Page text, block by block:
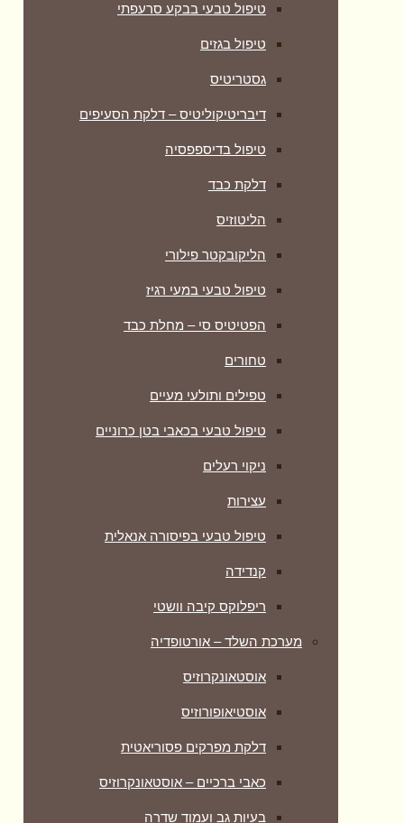
טיפול טבעי בבקע סרעפתי
טיפול בגזים
גסטריטיס
דיבריטיקוליטיס – דלקת הסעיפים
טיפול בדיספפסיה
דלקת כבד
הליטוזיס
הליקובקטר פילורי
טיפול טבעי במעי רגיז
הפטיטיס סי – מחלת כבד
טחורים
טפילים ותולעי מעיים
טיפול טבעי בכאבי בטן כרוניים
ניקוי רעלים
עצירות
טיפול טבעי בפיסורה אנאלית
קנדידה
ריפלוקס קיבה וושטי
מערכת השלד – אורטופדיה
אוסטאונקרוזיס
אוסטיאופורוזיס
דלקת מפרקים פסוריאטית
כאבי ברכיים – אוסטאונקרוזיס
בעיות גב ועמוד שדרה